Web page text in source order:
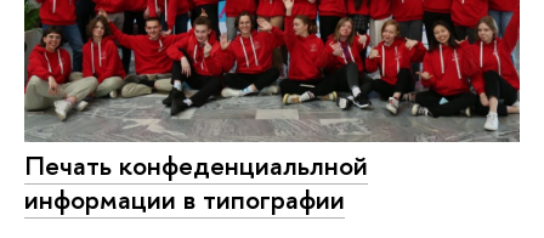
Печать конфеденциальлной
информации в типографии